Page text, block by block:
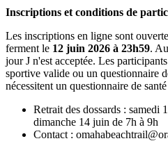
Inscriptions et conditions de
Les inscriptions en ligne sont
ferment le 12 juin 2026 à 23h59.
jour J n'est acceptée. Les
sportive valide ou un questionnaire
nécessitent un questionnaire de
Retrait des dossards : samedi
dimanche 14 juin de 7h à 9h
Contact :